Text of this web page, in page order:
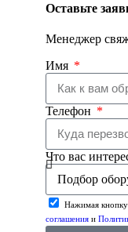
Оставьте
Менеджер
Имя
Телефон
Что вас
Нажимая
соглашения и